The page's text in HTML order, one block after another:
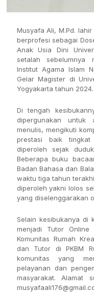
Musyafa Ali, M.Pd.
berprofesi sebagai
Anak Usia Dini
setalah sebelumnya
Institut Agama Islam
Gelar Magister di
Yogyakarta tahun 2024.
Di tengah
dipergunakan untuk
menulis, mengikuti
prestasi baik
diperoleh sejak
Beberapa buku
Badan Bahasa dan
waktu tiga tahun
diperoleh yakni lolos
yang diselenggarakan
Selain kesibukanya di
menjadi Tutor
Komunitas Rumah
dan Tutor di PKBM
komunitas yang
pelayanan dan
masyarakat. Alamat